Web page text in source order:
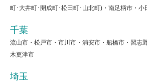
町･大井町･開成町･松田町･山北町)・南足柄市・小
千葉
流山市・松戸市・市川市・浦安市・船橋市・習志
木更津市
埼玉